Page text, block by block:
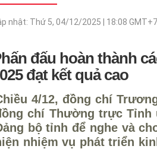
nhật: Thứ 5, 04/12/2025 | 18:08 GMT+7
đấu hoàn thành
đạt kết quả cao
4/12, đồng chí
chí Thường trực Tỉnh
bộ tỉnh để nghe và
nhiệm vụ phát triển